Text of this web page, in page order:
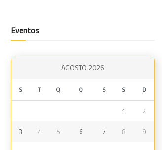
Eventos
AGOSTO 2026
S T Q Q S S D
1 2
3 4 5 6 7 8 9